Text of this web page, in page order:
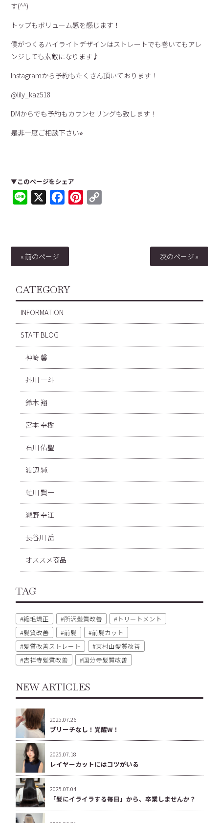
す(^^)
トップもボリューム感を感じます！
僕がつくるハイライトデザインはストレートでも巻いてもアレ
ンジしても素敵になります♪
Instagramから予約もたくさん頂いております！
@lily_kaz518
DMからでも予約もカウンセリングも致します！
是非一度ご相談下さい⭐︎
▼このページをシェア
Line FacebookPinterest
« 前のページ 次のページ »
CATEGORY
INFORMATION
STAFF BLOG
神崎 馨
芥川 一斗
鈴木 翔
宮本 幸樹
石川 佑聖
渡辺 純
虻川 賢一
瀧野 幸江
長谷川 岳
オススメ商品
TAG
縮毛矯正 所沢髪質改善
トリートメント
髪質改善
前髪
前髪カット
髪質改善ストレート
東村山髪質改善
吉祥寺髪質改善
国分寺髪質改善
NEW ARTICLES
2025.07.26
ブリーチなし！覚醒W！
2025.07.18
レイヤーカットにはコツがいる
2025.07.04
「髪にイライラする毎日」から、卒業しませんか？